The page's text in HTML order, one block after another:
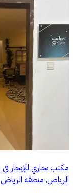
مكتب تجاري للإيجار
الرياض, منطقة الرياض